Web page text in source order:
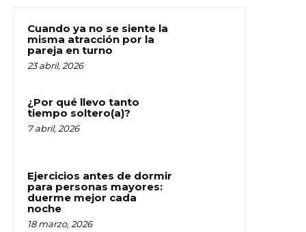
Cuando ya no se siente la
misma atracción por la
pareja en turno
23 abril, 2026
¿Por qué llevo tanto
tiempo soltero(a)?
7 abril, 2026
Ejercicios antes de dormir
para personas mayores:
duerme mejor cada
noche
18 marzo, 2026